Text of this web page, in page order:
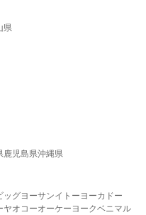
県
鹿児島県沖縄県
ッグヨーサンイトーヨーカドー
ヤオコーオーケー ヨークベニマル